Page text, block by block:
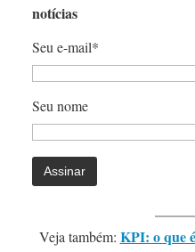
notícias
Seu e-mail*
Seu nome
Veja também: KPI: o que